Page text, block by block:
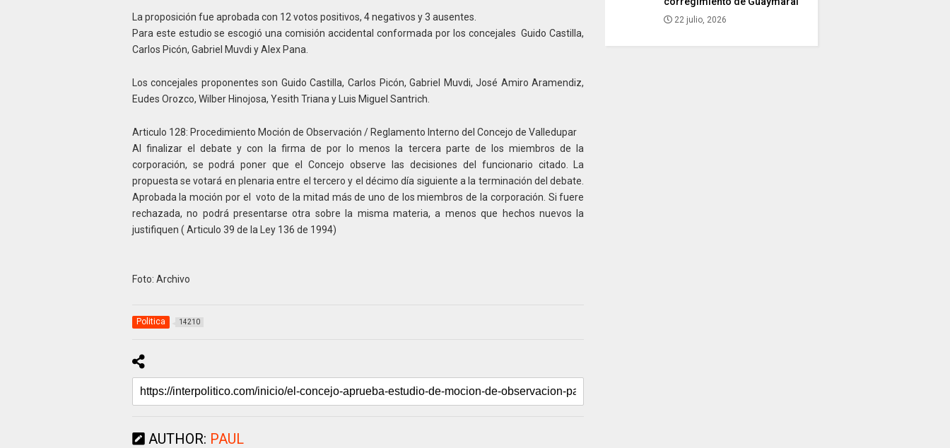
La proposición fue aprobada con 12 votos positivos, 4 negativos y 3 ausentes.
Para este estudio se escogió una comisión accidental conformada por los concejales Guido Castilla,
Carlos Picón, Gabriel Muvdi y Alex Pana.
Los concejales proponentes son Guido Castilla, Carlos Picón, Gabriel Muvdi, José Amiro Aramendiz,
Eudes Orozco, Wilber Hinojosa, Yesith Triana y Luis Miguel Santrich.
Articulo 128: Procedimiento Moción de Observación / Reglamento Interno del Concejo de Valledupar
Al finalizar el debate y con la firma de por lo menos la tercera parte de los miembros de la
corporación, se podrá poner que el Concejo observe las decisiones del funcionario citado. La
propuesta se votará en plenaria entre el tercero y el décimo día siguiente a la terminación del debate.
Aprobada la moción por el voto de la mitad más de uno de los miembros de la corporación. Si fuere
rechazada, no podrá presentarse otra sobre la misma materia, a menos que hechos nuevos la
justifiquen ( Articulo 39 de la Ley 136 de 1994)
Foto: Archivo
Politica 14210
AUTHOR: PAUL
22 julio, 2026